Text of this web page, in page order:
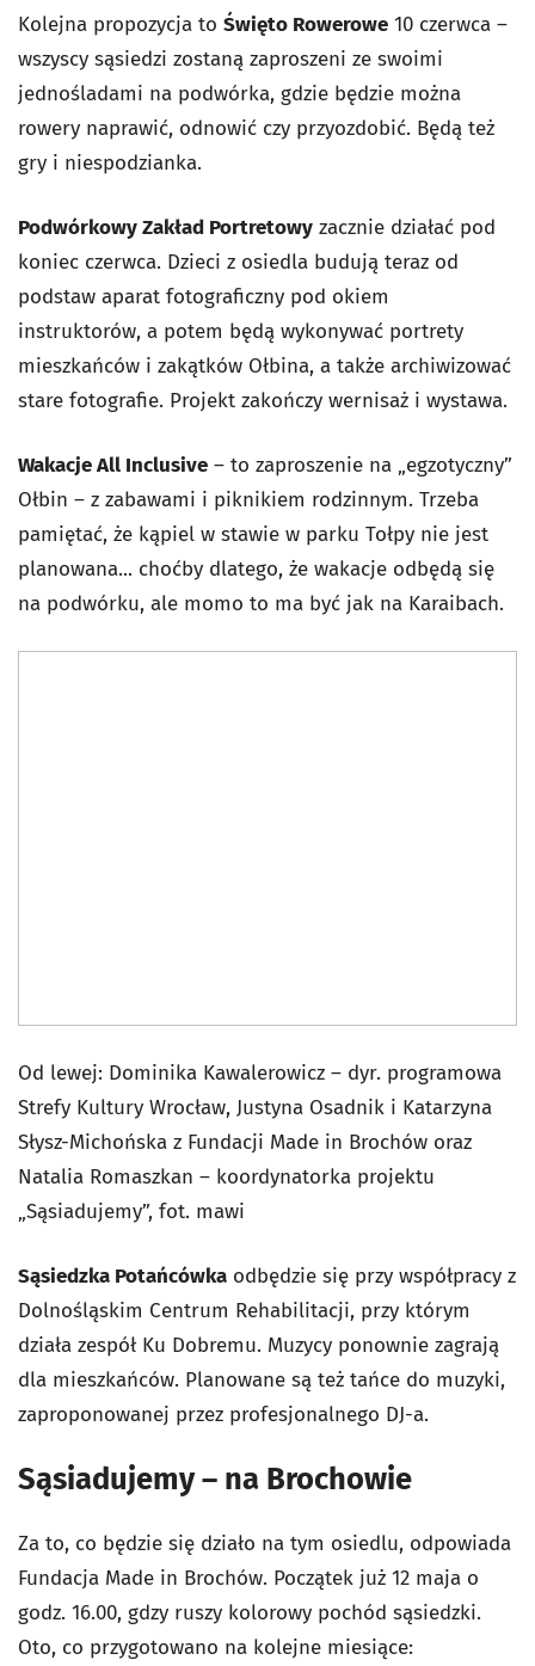
Kolejna propozycja to Święto Rowerowe 10 czerwca –
wszyscy sąsiedzi zostaną zaproszeni ze swoimi
jednośladami na podwórka, gdzie będzie można
rowery naprawić, odnowić czy przyozdobić. Będą też
gry i niespodzianka.
Podwórkowy Zakład Portretowy zacznie działać pod
koniec czerwca. Dzieci z osiedla budują teraz od
podstaw aparat fotograficzny pod okiem
instruktorów, a potem będą wykonywać portrety
mieszkańców i zakątków Ołbina, a także archiwizować
stare fotografie. Projekt zakończy wernisaż i wystawa.
Wakacje All Inclusive – to zaproszenie na „egzotyczny”
Ołbin – z zabawami i piknikiem rodzinnym. Trzeba
pamiętać, że kąpiel w stawie w parku Tołpy nie jest
planowana... choćby dlatego, że wakacje odbędą się
na podwórku, ale momo to ma być jak na Karaibach.
Od lewej: Dominika Kawalerowicz – dyr. programowa
Strefy Kultury Wrocław, Justyna Osadnik i Katarzyna
Słysz-Michońska z Fundacji Made in Brochów oraz
Natalia Romaszkan – koordynatorka projektu
„Sąsiadujemy”, fot. mawi
Sąsiedzka Potańcówka odbędzie się przy współpracy z
Dolnośląskim Centrum Rehabilitacji, przy którym
działa zespół Ku Dobremu. Muzycy ponownie zagrają
dla mieszkańców. Planowane są też tańce do muzyki,
zaproponowanej przez profesjonalnego DJ-a.
Sąsiadujemy – na Brochowie
Za to, co będzie się działo na tym osiedlu, odpowiada
Fundacja Made in Brochów. Początek już 12 maja o
godz. 16.00, gdzy ruszy kolorowy pochód sąsiedzki.
Oto, co przygotowano na kolejne miesiące: